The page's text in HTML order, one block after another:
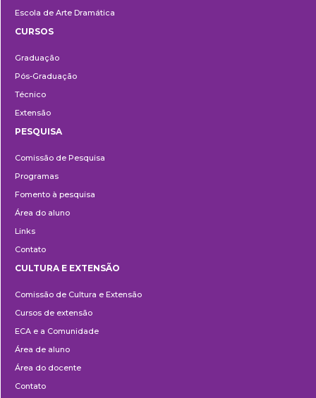
Escola de Arte Dramática
CURSOS
Graduação
Pós-Graduação
Técnico
Extensão
PESQUISA
Comissão de Pesquisa
Programas
Fomento à pesquisa
Área do aluno
Links
Contato
e
Extensão
CULTURA E EXTENSÃO
Comissão de Cultura e Extensão
Cursos de extensão
ECA e a Comunidade
Área de aluno
Área do docente
Contato